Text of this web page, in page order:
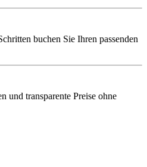
buchen Sie Ihren passenden
und transparente Preise ohne